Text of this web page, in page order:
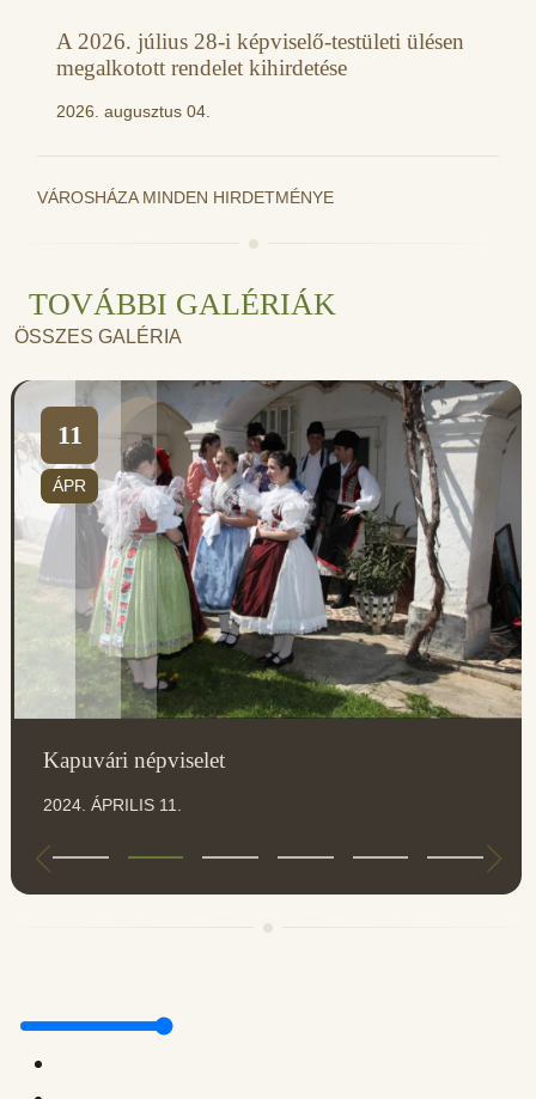
A 2026. július 28-i képviselő-testületi ülésen
megalkotott rendelet kihirdetése
2026. augusztus 04.
VÁROSHÁZA MINDEN HIRDETMÉNYE
TOVÁBBI GALÉRIÁK
ÖSSZES GALÉRIA
11
ÁPR
Kapuvári népviselet
2024. ÁPRILIS 11.